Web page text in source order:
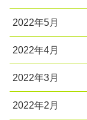
2022年5月
2022年4月
2022年3月
2022年2月